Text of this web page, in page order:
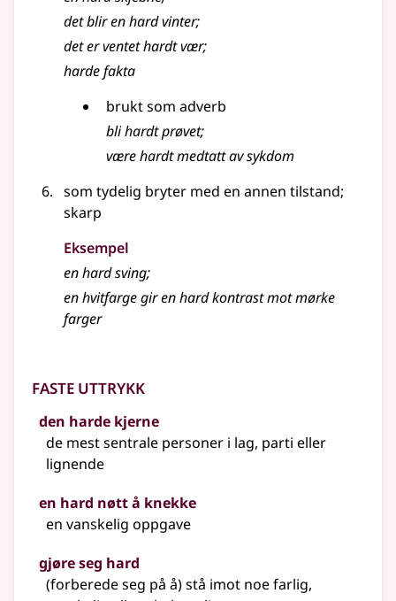
det blir en hard vinter;
det er ventet hardt vær;
harde fakta
brukt som adverb
blihardtprøvet;
værehardtmedtatt av sykdom
som tydelig bryter med en annen tilstand;
skarp
Eksempel
en hard sving;
en hvitfarge gir en hard kontrast mot mørke
farger
Faste uttrykk
den harde kjerne
de mest sentrale personer i lag, parti eller
lignende
en hard nøtt å knekke
en vanskelig oppgave
gjøre seg hard
(forberede seg på å) stå imot noe farlig,